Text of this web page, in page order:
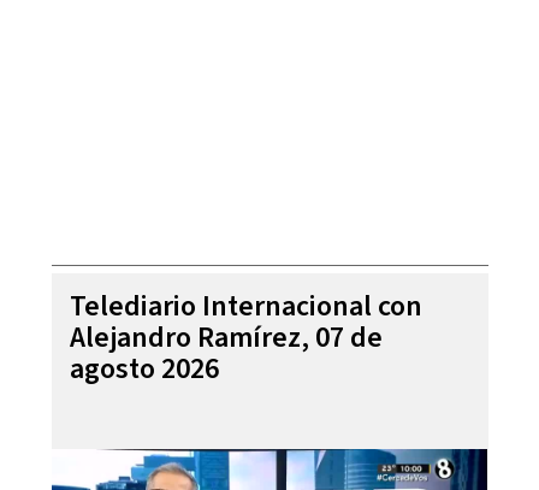
Telediario Internacional con
Alejandro Ramírez, 07 de
agosto 2026